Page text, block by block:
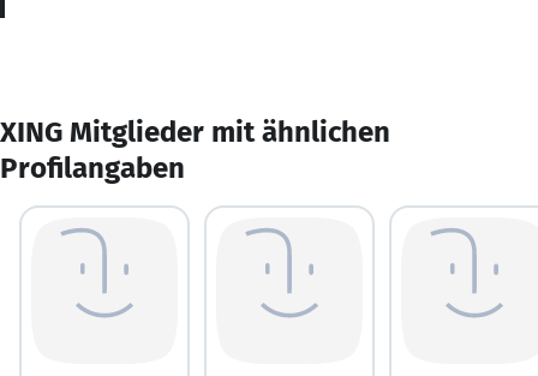
XING Mitglieder mit ähnlichen
Profilangaben